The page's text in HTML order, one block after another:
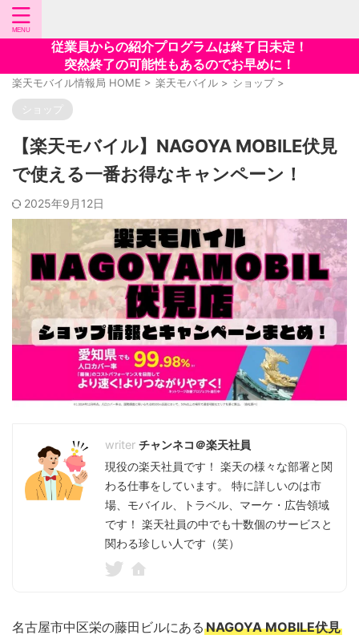
従業員からの紹介プログラムは終了日未定！
突然終了の可能性もあるのでお早めに！
楽天モバイル情報局 HOME > 楽天モバイル > ショップ >
ショップ
【楽天モバイル】NAGOYA MOBILE伏見
で使える一番お得なキャンペーン！
2025年9月12日
チャンネコ＠楽天社員
現役の楽天社員です！ 楽天の様々な部署と関
わる仕事をしています。 特に詳しいのは市
場、モバイル、トラベル、マーケ・広告領域
です！ 楽天社員の中でも十数個のサービスと
関わる珍しい人です（笑）
名古屋市中区栄の藤田ビルにある NAGOYA MOBILE伏見